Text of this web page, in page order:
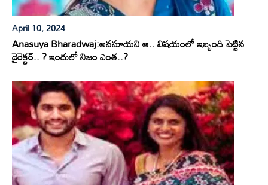
April 10, 2024
Anasuya Bharadwaj:అనసూయని ఆ.. విషయంలో ఇబ్బంది పెట్టిన
డైరెక్టర్.. ? ఇందులో నిజం ఎంత..?